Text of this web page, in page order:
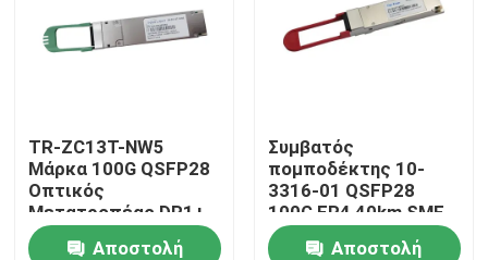
Σπίτι
TR-ZC13T-NW5
Μάρκα 100G QSFP28
Οπτικός
Μετατροπέας DR1+
PAM4 500M
Αποστολή
Συμβατός
πομποδέκτης 10-
3316-01 QSFP28
100G ER4 40km SMF
Αποστολή